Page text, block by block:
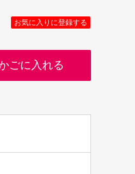
お気に入りに登録する
ごに入れる